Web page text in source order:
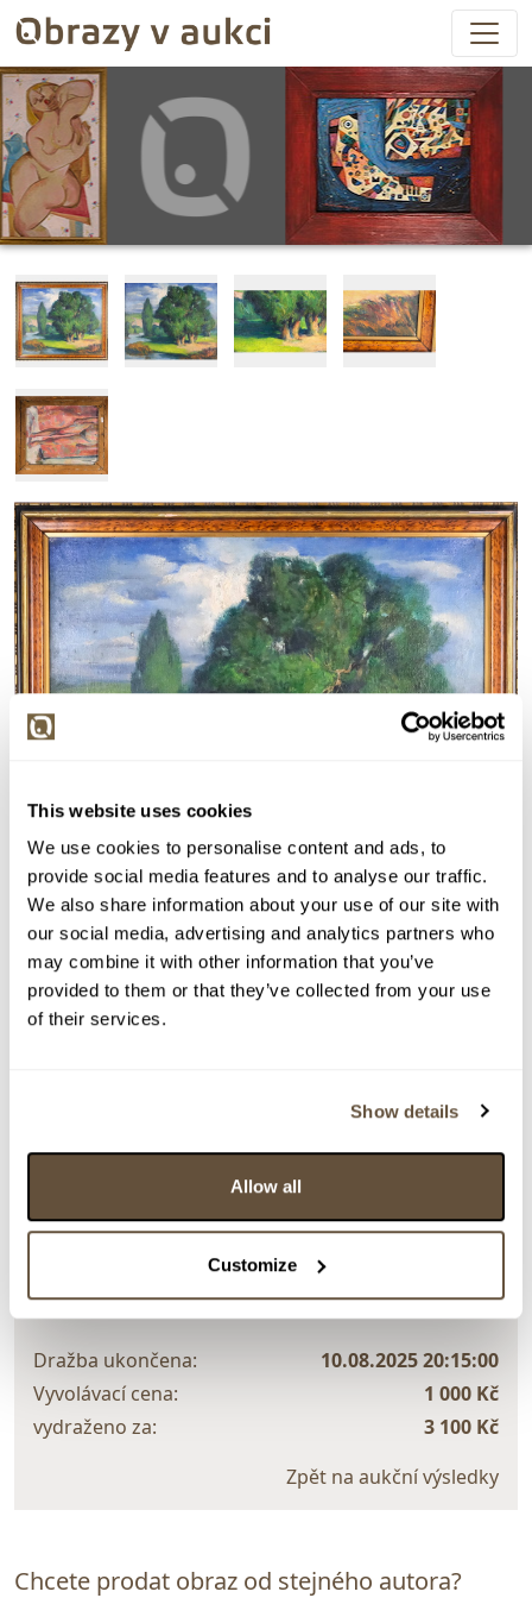
This website uses cookies
We use cookies to personalise content and ads, to
provide social media features and to analyse our traffic.
We also share information about your use of our site with
our social media, advertising and analytics partners who
may combine it with other information that you’ve
provided to them or that they’ve collected from your use
of their services.
Show details
Allow all
Customize
Detail položky
Olej na plátně, 70x82 cm. Signováno vpravo dole
Gabriel. Rámováno.
VYDRAŽENO
Dražba ukončena:
10.08.2025 20:15:00
Vyvolávací cena:
1 000 Kč
vydraženo za:
3 100 Kč
Zpět na aukční výsledky
Chcete prodat obraz od stejného autora?